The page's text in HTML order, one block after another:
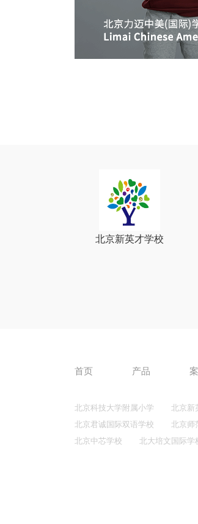
北京新英才学校
首页 产品
北京科技大学附属小学 北京新
北京君诚国际双语学校
北京师
北京中芯学校
北大培文国际学